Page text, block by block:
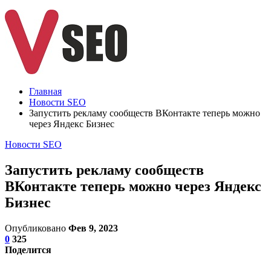
Главная
Новости SEO
Запустить рекламу сообществ ВКонтакте теперь можно
через Яндекс Бизнес
Новости SEO
Запустить рекламу сообществ
ВКонтакте теперь можно через Яндекс
Бизнес
Опубликовано Фев 9, 2023
0 325
Поделится